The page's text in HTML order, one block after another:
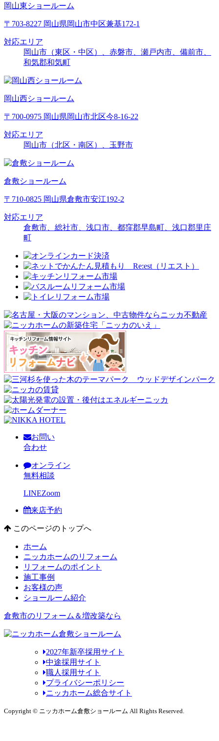
岡山東ショールーム
〒703-8227 岡山県岡山市中区兼基172-1
対応エリア
岡山市（東区・中区）、赤磐市、瀬戸内市、備前市、
和気郡和気町
岡山西ショールーム
〒700-0975 岡山県岡山市北区今8-16-22
対応エリア
岡山市（北区・南区）、玉野市
倉敷ショールーム
〒710-0825 岡山県倉敷市安江192-2
対応エリア
倉敷市、総社市、浅口市、都窪郡早島町、浅口郡里庄
町
お問い
合わせ
オンライン
無料相談
LINEZoom
来店予約
このページのトップへ
ホーム
ニッカホームのリフォーム
リフォームのポイント
施工事例
お客様の声
ショールーム紹介
倉敷市のリフォーム＆増改築なら
2027年新卒採用サイト
中途採用サイト
職人採用サイト
プライバシーポリシー
ニッカホーム総合サイト
Copyright © ニッカホーム倉敷ショールーム All Rights Reserved.